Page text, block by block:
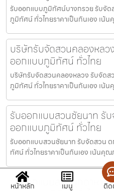
รับออกแบบภูมิทัศน์บางกรวย รับจั
ภูมิทัศน์ ทั่วไทยราคาเป็นกันเอง เน้
บริษัทรับจัดสวนคลองหลว
ออกแบบภูมิทัศน์ ทั่วไทย
บริษัทรับจัดสวนคลองหลวง รับจัด
ภูมิทัศน์ ทั่วไทยราคาเป็นกันเอง เน้
รับออกแบบสวนชัยนาท รั
ออกแบบภูมิทัศน์ ทั่วไทย
รับออกแบบสวนชัยนาท รับจัดสวน
ทัศน์ ทั่วไทยราคาเป็นกันเอง เน้นคุ
รับออกแบบสวนมุกดาหาร
หน้าหลัก เมนู ติ